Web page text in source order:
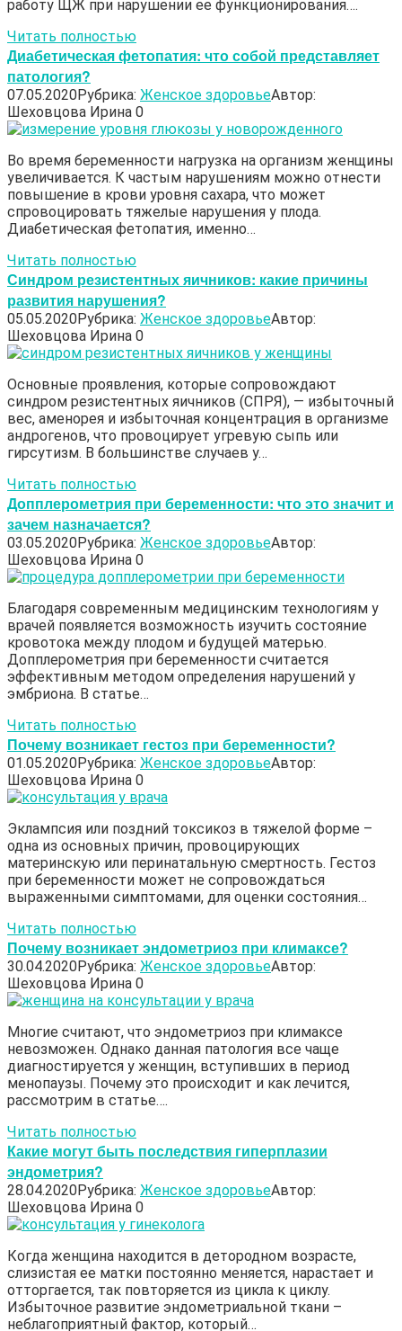
работу ЩЖ при нарушении ее функционирования….
Читать полностью
Диабетическая фетопатия: что собой представляет
патология?
07.05.2020Рубрика: Женское здоровьеАвтор:
Шеховцова Ирина 0
Во время беременности нагрузка на организм женщины
увеличивается. К частым нарушениям можно отнести
повышение в крови уровня сахара, что может
спровоцировать тяжелые нарушения у плода.
Диабетическая фетопатия, именно…
Читать полностью
Синдром резистентных яичников: какие причины
развития нарушения?
05.05.2020Рубрика: Женское здоровьеАвтор:
Шеховцова Ирина 0
Основные проявления, которые сопровождают
синдром резистентных яичников (СПРЯ), — избыточный
вес, аменорея и избыточная концентрация в организме
андрогенов, что провоцирует угревую сыпь или
гирсутизм. В большинстве случаев у…
Читать полностью
Допплерометрия при беременности: что это значит и
зачем назначается?
03.05.2020Рубрика: Женское здоровьеАвтор:
Шеховцова Ирина 0
Благодаря современным медицинским технологиям у
врачей появляется возможность изучить состояние
кровотока между плодом и будущей матерью.
Допплерометрия при беременности считается
эффективным методом определения нарушений у
эмбриона. В статье…
Читать полностью
Почему возникает гестоз при беременности?
01.05.2020Рубрика: Женское здоровьеАвтор:
Шеховцова Ирина 0
Эклампсия или поздний токсикоз в тяжелой форме –
одна из основных причин, провоцирующих
материнскую или перинатальную смертность. Гестоз
при беременности может не сопровождаться
выраженными симптомами, для оценки состояния…
Читать полностью
Почему возникает эндометриоз при климаксе?
30.04.2020Рубрика: Женское здоровьеАвтор:
Шеховцова Ирина 0
Многие считают, что эндометриоз при климаксе
невозможен. Однако данная патология все чаще
диагностируется у женщин, вступивших в период
менопаузы. Почему это происходит и как лечится,
рассмотрим в статье….
Читать полностью
Какие могут быть последствия гиперплазии
эндометрия?
28.04.2020Рубрика: Женское здоровьеАвтор:
Шеховцова Ирина 0
Когда женщина находится в детородном возрасте,
слизистая ее матки постоянно меняется, нарастает и
отторгается, так повторяется из цикла к циклу.
Избыточное развитие эндометриальной ткани –
неблагоприятный фактор, который…